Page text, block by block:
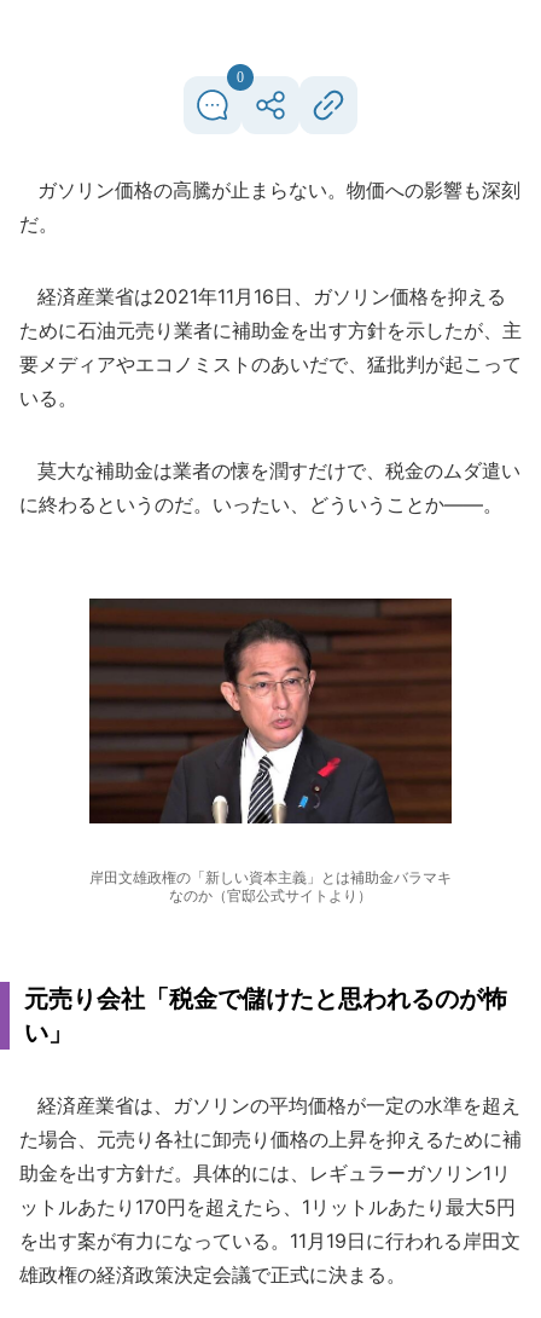
0
ガソリン価格の高騰が止まらない。物価への影響も深刻
だ。
経済産業省は2021年11月16日、ガソリン価格を抑える
ために石油元売り業者に補助金を出す方針を示したが、主
要メディアやエコノミストのあいだで、猛批判が起こって
いる。
莫大な補助金は業者の懐を潤すだけで、税金のムダ遣い
に終わるというのだ。いったい、どういうことか――。
岸田文雄政権の「新しい資本主義」とは補助金バラマキ
なのか（官邸公式サイトより）
元売り会社「税金で儲けたと思われるのが怖
い」
経済産業省は、ガソリンの平均価格が一定の水準を超え
た場合、元売り各社に卸売り価格の上昇を抑えるために補
助金を出す方針だ。具体的には、レギュラーガソリン1リ
ットルあたり170円を超えたら、1リットルあたり最大5円
を出す案が有力になっている。11月19日に行われる岸田文
雄政権の経済政策決定会議で正式に決まる。